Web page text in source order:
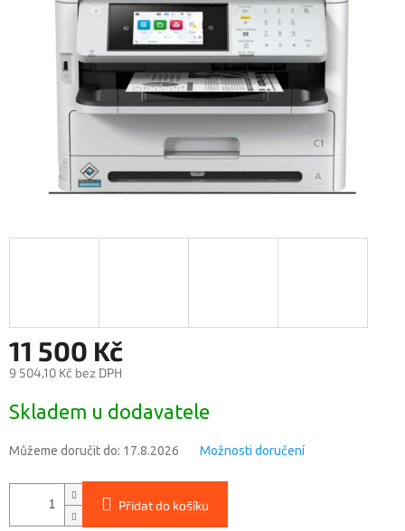
11 500 Kč
9 504,10 Kč bez DPH
cena:
Skladem u dodavatele
Můžeme doručit do: 17.8.2026 Možnosti doručení
Přidat do košíku